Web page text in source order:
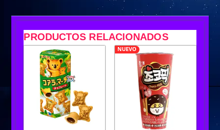
PRODUCTOS RELACIONADOS
NUEVO